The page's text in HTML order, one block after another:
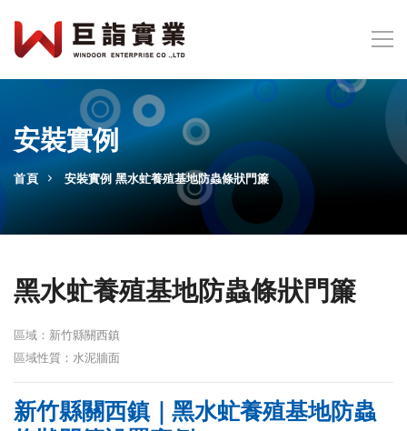
安裝實例
首頁 安裝實例 黑水虻養殖基地防蟲條狀門簾
黑水虻養殖基地防蟲條狀門簾
區域：新竹縣關西鎮
區域性質：水泥牆面
新竹縣關西鎮｜黑水虻養殖基地防蟲